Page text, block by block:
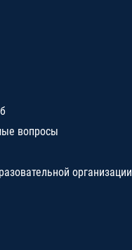
вопросы
организации